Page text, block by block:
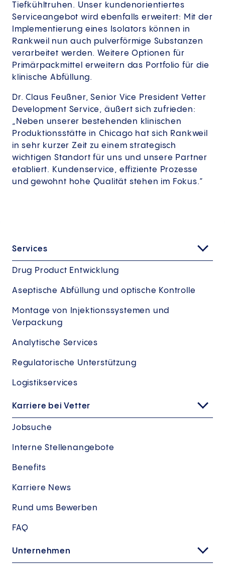
Tiefkühltruhen. Unser kundenorientiertes
Serviceangebot wird ebenfalls erweitert: Mit der
Implementierung eines Isolators können in
Rankweil nun auch pulverförmige Substanzen
verarbeitet werden. Weitere Optionen für
Primärpackmittel erweitern das Portfolio für die
klinische Abfüllung.
Dr. Claus Feußner, Senior Vice President Vetter
Development Service, äußert sich zufrieden:
„Neben unserer bestehenden klinischen
Produktionsstätte in Chicago hat sich Rankweil
in sehr kurzer Zeit zu einem strategisch
wichtigen Standort für uns und unsere Partner
etabliert. Kundenservice, effiziente Prozesse
und gewohnt hohe Qualität stehen im Fokus.“
Services
Drug Product Entwicklung
Aseptische Abfüllung und optische Kontrolle
Montage von Injektionssystemen und
Verpackung
Analytische Services
Regulatorische Unterstützung
Logistikservices
Karriere bei Vetter
Jobsuche
Interne Stellenangebote
Benefits
Karriere News
Rund ums Bewerben
FAQ
Unternehmen